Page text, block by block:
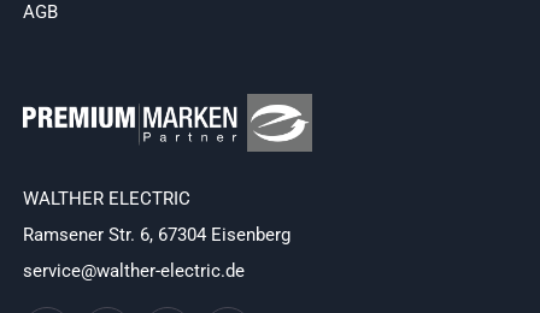
AGB
WALTHER ELECTRIC
Ramsener Str. 6, 67304 Eisenberg
service@walther-electric.de